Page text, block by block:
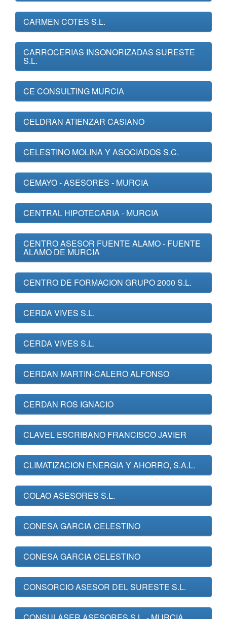
CARMEN COTES S.L.
CARROCERIAS INSONORIZADAS SURESTE
S.L.
CE CONSULTING MURCIA
CELDRAN ATIENZAR CASIANO
CELESTINO MOLINA Y ASOCIADOS S.C.
CEMAYO - ASESORES - MURCIA
CENTRAL HIPOTECARIA - MURCIA
CENTRO ASESOR FUENTE ALAMO - FUENTE
ALAMO DE MURCIA
CENTRO DE FORMACION GRUPO 2000 S.L.
CERDA VIVES S.L.
CERDA VIVES S.L.
CERDAN MARTIN-CALERO ALFONSO
CERDAN ROS IGNACIO
CLAVEL ESCRIBANO FRANCISCO JAVIER
CLIMATIZACION ENERGIA Y AHORRO, S.A.L.
COLAO ASESORES S.L.
CONESA GARCIA CELESTINO
CONESA GARCIA CELESTINO
CONSORCIO ASESOR DEL SURESTE S.L.